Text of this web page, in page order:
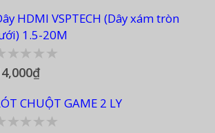
HDMI VSPTECH (Dây xám tròn
1.5-20M
out
₫
CHUỘT GAME 2 LY